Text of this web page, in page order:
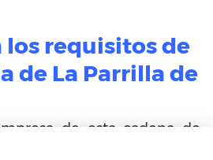
los requisitos de
de La Parrilla de
de esta cadena de